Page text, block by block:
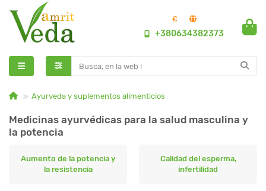
€
+380634382373
Ayurveda y suplementos alimenticios
Medicinas ayurvédicas para la salud masculina y
la potencia
Aumento de la potencia y
la resistencia
Calidad del esperma,
infertilidad